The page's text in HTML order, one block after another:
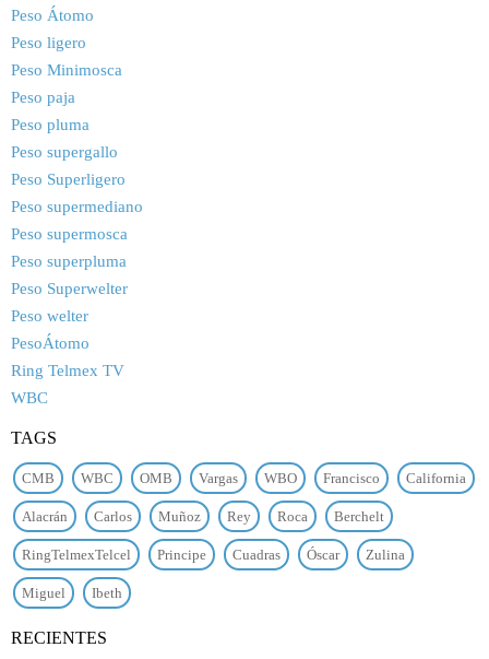
Peso Átomo
Peso ligero
Peso Minimosca
Peso paja
Peso pluma
Peso supergallo
Peso Superligero
Peso supermediano
Peso supermosca
Peso superpluma
Peso Superwelter
Peso welter
PesoÁtomo
Ring Telmex TV
WBC
TAGS
CMB WBC OMB Vargas WBO Francisco California
Alacrán Carlos Muñoz Rey Roca Berchelt
RingTelmexTelcel Principe Cuadras Óscar Zulina
Miguel Ibeth
RECIENTES